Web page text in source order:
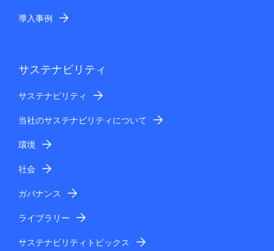
導入事例
サステナビリティ
サステナビリティ
当社のサステナビリティについて
環境
社会
ガバナンス
ライブラリー
サステナビリティトピックス